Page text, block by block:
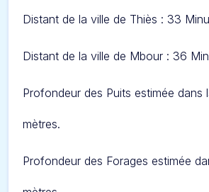
Distant de la ville de Thiès : 33
Distant de la ville de Mbour : 36
Profondeur des Puits estimée dans
mètres.
Profondeur des Forages estimée